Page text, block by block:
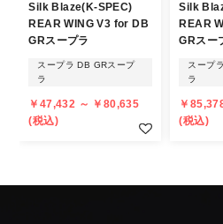
発送について
個人宅への直送・営業所
があることはご了承くだ
また、小さな商品でも
・発送先に、塗装・取付
Silk Blaze(K-SPEC)
REAR WING V3 for DB
GRスープラ
スープラ DB GRスープ
ラ
￥47,432 ～ ￥80,635
(税込)
Silk
REAR
GRスー
スープ
ラ
￥
(税込)